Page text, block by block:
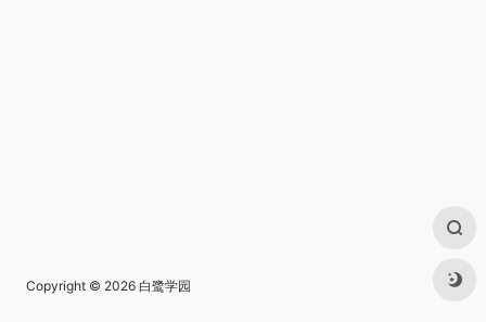
Copyright © 2026 白鹭学园